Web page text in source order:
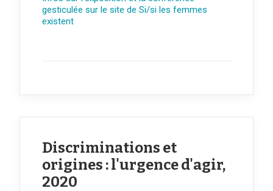
gesticulée sur le site de Si/si les femmes
existent
Discriminations et
origines : l'urgence d'agir,
2020